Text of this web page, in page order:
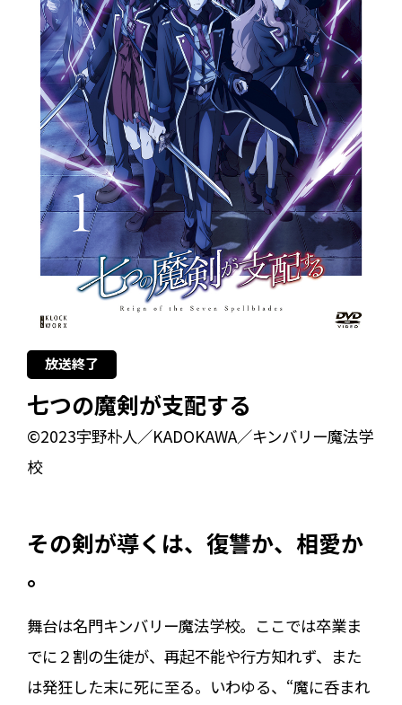
放送終了
七つの魔剣が支配する
©2023宇野朴人／KADOKAWA／キンバリー魔法学
校
その剣が導くは、復讐か、相愛か
――。
舞台は名門キンバリー魔法学校。ここでは卒業ま
でに２割の生徒が、再起不能や行方知れず、また
は発狂した末に死に至る。いわゆる、“魔に呑まれ